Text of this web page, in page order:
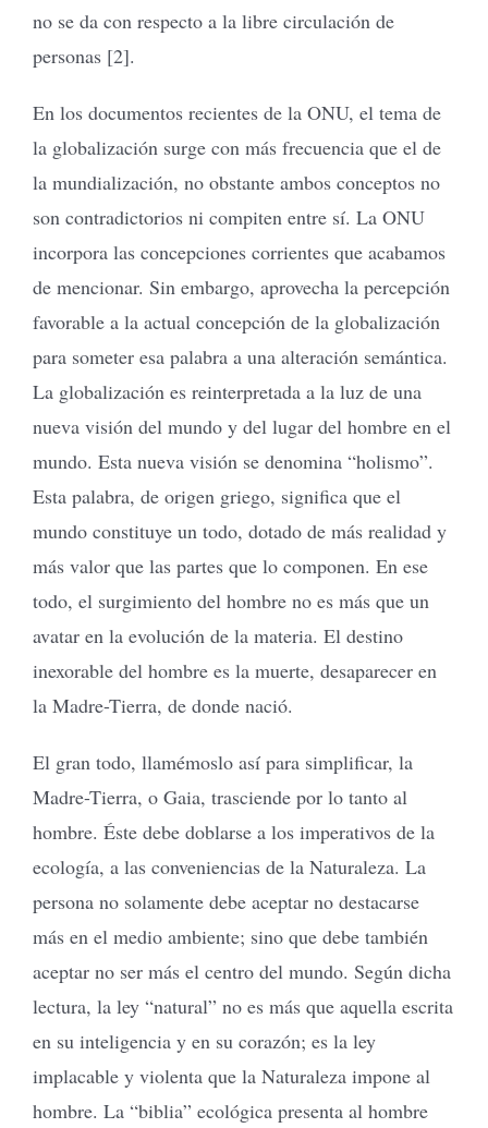
no se da con respecto a la libre circulación de
personas [2].
En los documentos recientes de la ONU, el tema de
la globalización surge con más frecuencia que el de
la mundialización, no obstante ambos conceptos no
son contradictorios ni compiten entre sí. La ONU
incorpora las concepciones corrientes que acabamos
de mencionar. Sin embargo, aprovecha la percepción
favorable a la actual concepción de la globalización
para someter esa palabra a una alteración semántica.
La globalización es reinterpretada a la luz de una
nueva visión del mundo y del lugar del hombre en el
mundo. Esta nueva visión se denomina “holismo”.
Esta palabra, de origen griego, significa que el
mundo constituye un todo, dotado de más realidad y
más valor que las partes que lo componen. En ese
todo, el surgimiento del hombre no es más que un
avatar en la evolución de la materia. El destino
inexorable del hombre es la muerte, desaparecer en
la Madre-Tierra, de donde nació.
El gran todo, llamémoslo así para simplificar, la
Madre-Tierra, o Gaia, trasciende por lo tanto al
hombre. Éste debe doblarse a los imperativos de la
ecología, a las conveniencias de la Naturaleza. La
persona no solamente debe aceptar no destacarse
más en el medio ambiente; sino que debe también
aceptar no ser más el centro del mundo. Según dicha
lectura, la ley “natural” no es más que aquella escrita
en su inteligencia y en su corazón; es la ley
implacable y violenta que la Naturaleza impone al
hombre. La “biblia” ecológica presenta al hombre